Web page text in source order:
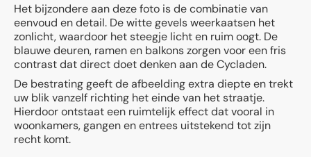
Het bijzondere aan deze foto is de combinatie van
eenvoud en detail. De witte gevels weerkaatsen het
zonlicht, waardoor het steegje licht en ruim oogt. De
blauwe deuren, ramen en balkons zorgen voor een fris
contrast dat direct doet denken aan de Cycladen.
De bestrating geeft de afbeelding extra diepte en trekt
uw blik vanzelf richting het einde van het straatje.
Hierdoor ontstaat een ruimtelijk effect dat vooral in
woonkamers, gangen en entrees uitstekend tot zijn
recht komt.